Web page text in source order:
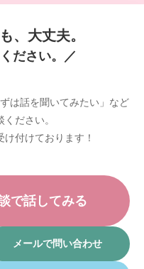
、大丈夫。
ださい。／
は話を聞いてみたい」など
ださい。
付けております！
で話してみる
メールで問い合わせ